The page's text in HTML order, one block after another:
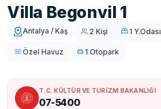
Villa Begonvil 1
Antalya / Kaş 2 Kişi 1 Y.Odası
Özel Havuz 1 Otopark
T.C. KÜLTÜR VE TURİZM BAKANLIĞI
07-5400